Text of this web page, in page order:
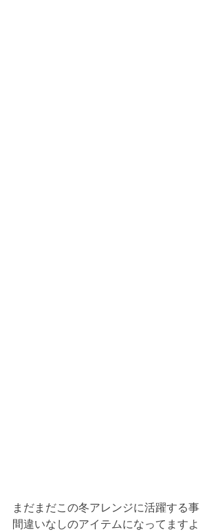
まだまだこの冬アレンジに活躍する事
間違いなしのアイテムになってますよ